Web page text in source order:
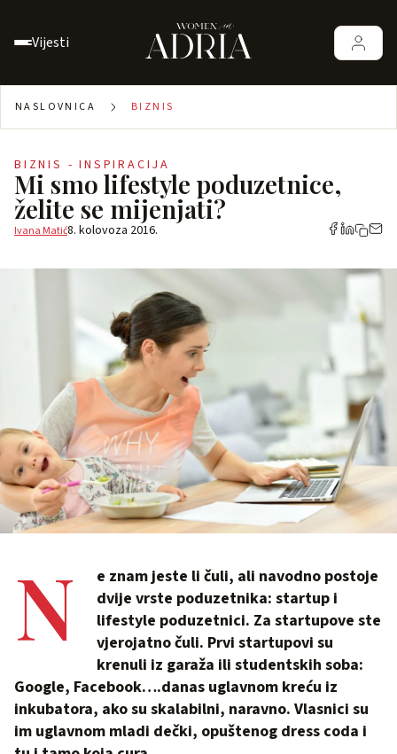
Vijesti
NASLOVNICA BIZNIS
BIZNIS - INSPIRACIJA
Mi smo lifestyle poduzetnice,
želite se mijenjati?
Ivana Matić8. kolovoza 2016.
N
e znam jeste li čuli, ali navodno postoje
dvije vrste poduzetnika: startup i
lifestyle poduzetnici. Za startupove ste
vjerojatno čuli. Prvi startupovi su
krenuli iz garaža ili studentskih soba:
Google, Facebook….danas uglavnom kreću iz
inkubatora, ako su skalabilni, naravno. Vlasnici su
im uglavnom mladi dečki, opuštenog dress coda i